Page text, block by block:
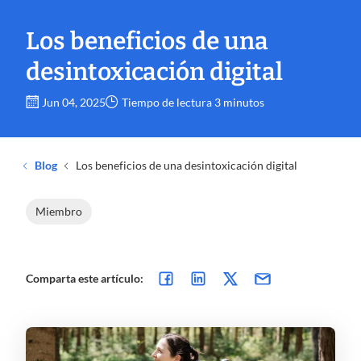
Los beneficios de una
desintoxicación digital
Jun 04, 2025 Tiempo de lectura 3 minutos
Blog Los beneficios de una desintoxicación digital
Miembro
Comparta este artículo: